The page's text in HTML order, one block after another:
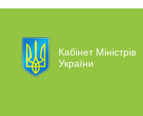
Кабінет Міністрів
України